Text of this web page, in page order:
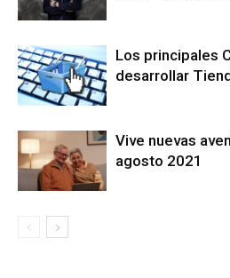
Los principales
desarrollar
Vive nuevas
agosto 2021